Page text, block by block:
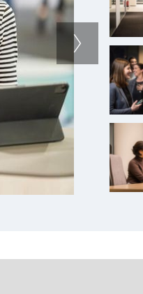
oder ein
Interesse an
&
mit uns ins
auf Messen,
auch in deiner